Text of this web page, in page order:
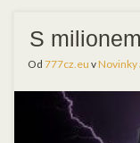
S
Od 777cz.eu vNovinky